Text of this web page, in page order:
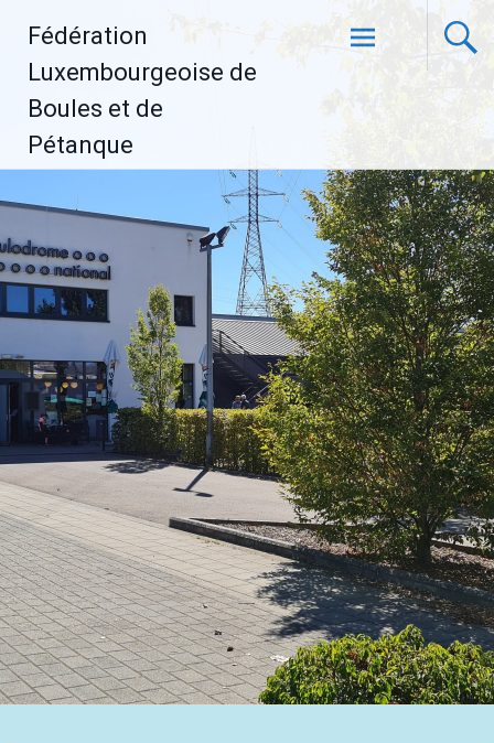
contenu
Fédération
Luxembourgeoise de
Boules et de
Pétanque